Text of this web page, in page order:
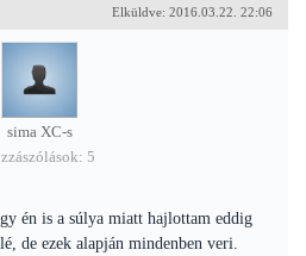
Elküldve: 2016.03.22. 22:06
sima XC-s
5
én is a súlya miatt hajlottam eddig
de ezek alapján mindenben veri.